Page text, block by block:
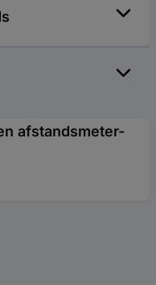
afstandsmeter-